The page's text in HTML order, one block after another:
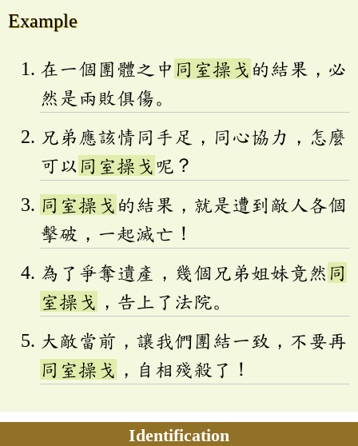
Example
在一個團體之中 同室操戈 的結果，必
然是兩敗俱傷。
兄弟應該情同手足，同心協力，怎麼
可以 同室操戈呢？
同室操戈 的結果，就是遭到敵人各個
擊破，一起滅亡！
為了爭奪遺產，幾個兄弟姐妹竟然 同
室操戈 ，告上了法院。
大敵當前，讓我們團結一致，不要再
同室操戈 ，自相殘殺了！
Identification